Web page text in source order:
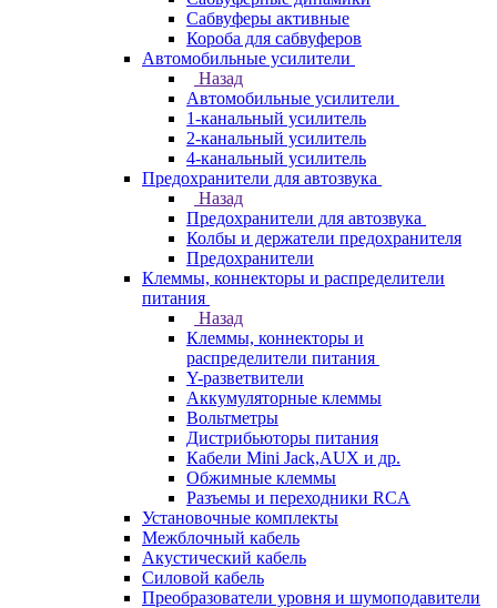
Сабвуферы активные
Короба для сабвуферов
Автомобильные усилители
Назад
Автомобильные усилители
1-канальный усилитель
2-канальный усилитель
4-канальный усилитель
Предохранители для автозвука
Назад
Предохранители для автозвука
Колбы и держатели предохранителя
Предохранители
Клеммы, коннекторы и распределители
питания
Назад
Клеммы, коннекторы и
распределители питания
Y-разветвители
Аккумуляторные клеммы
Вольтметры
Дистрибьюторы питания
Кабели Mini Jack,AUX и др.
Обжимные клеммы
Разъемы и переходники RCA
Установочные комплекты
Межблочный кабель
Акустический кабель
Силовой кабель
Преобразователи уровня и шумоподавители